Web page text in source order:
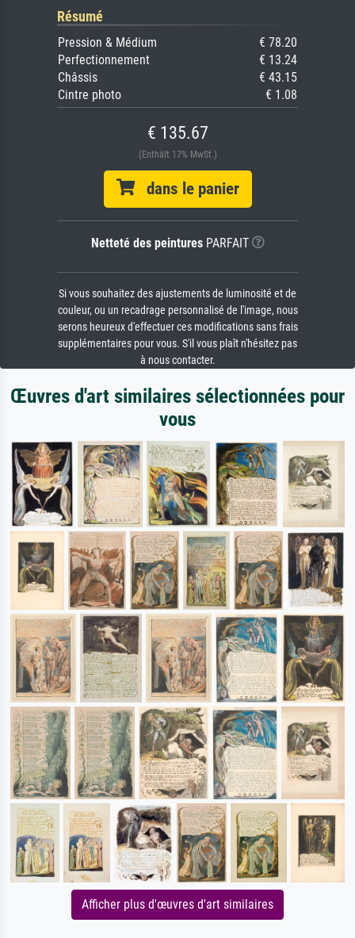
Résumé
Pression & Médium
€ 78.20
Perfectionnement
€ 13.24
Châssis
€ 43.15
Cintre photo
€ 1.08
€ 135.67
(Enthält 17% MwSt.)
dans le panier
Netteté des peinturesPARFAIT
Si vous souhaitez des ajustements de luminosité et de
couleur, ou un recadrage personnalisé de l'image, nous
serons heureux d'effectuer ces modifications sans frais
supplémentaires pour vous. S'il vous plaît n'hésitez pas
à nous contacter.
Œuvres d'art similaires sélectionnées pour
vous
Afficher plus d'œuvres d'art similaires